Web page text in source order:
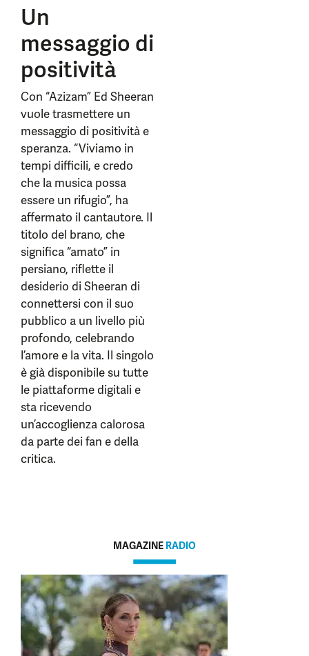
Un
messaggio di
positività
Con “Azizam” Ed Sheeran
vuole trasmettere un
messaggio di positività e
speranza. “Viviamo in
tempi difficili, e credo
che la musica possa
essere un rifugio”, ha
affermato il cantautore. Il
titolo del brano, che
significa “amato” in
persiano, riflette il
desiderio di Sheeran di
connettersi con il suo
pubblico a un livello più
profondo, celebrando
l’amore e la vita. Il singolo
è già disponibile su tutte
le piattaforme digitali e
sta ricevendo
un’accoglienza calorosa
da parte dei fan e della
critica.
MAGAZINE RADIO